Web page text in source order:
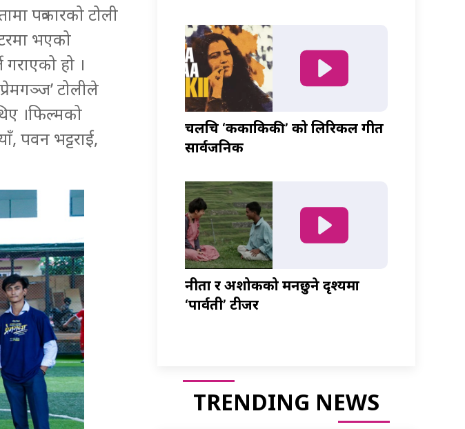
पत्रकारको टोली
भएको
गराएको हो ।
टोलीले
।फिल्मको
पवन भट्टराई,
चलचित्र ‘ककाकिकी’ को लिरिकल गीत
सार्वजनिक
नीता र अशोकको मनछुने दृश्यमा
‘पार्वती’ टीजर
TRENDING NEWS